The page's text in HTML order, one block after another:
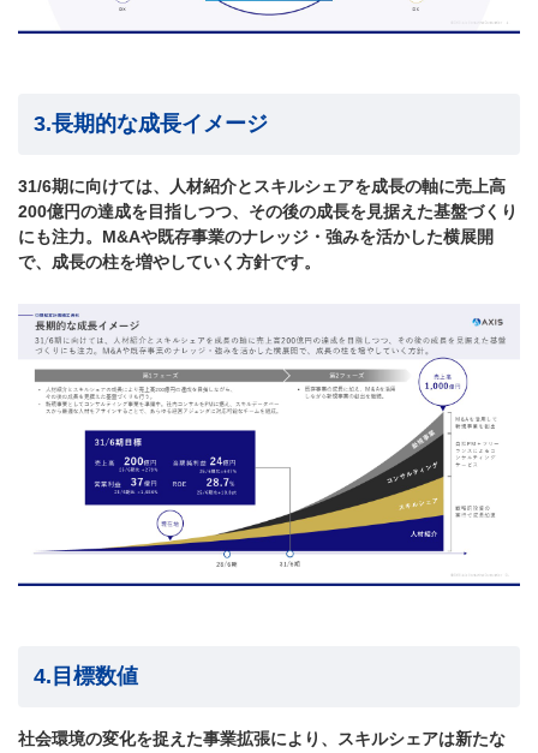
3.長期的な成長イメージ
31/6期に向けては、人材紹介とスキルシェアを成長の軸に売上高
200億円の達成を目指しつつ、その後の成長を見据えた基盤づくり
にも注力。M&Aや既存事業のナレッジ・強みを活かした横展開
で、成長の柱を増やしていく方針です。
4.目標数値
社会環境の変化を捉えた事業拡張により、スキルシェアは新たな